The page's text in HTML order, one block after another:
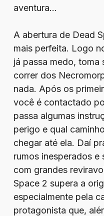
aventura…
A abertura de Dead
mais perfeita. Logo
já passa medo, toma
correr dos
nada. Após os
você é contactado
passa algumas
perigo e qual
chegar até ela. Daí
rumos inesperados
com grandes
Space 2 supera a
especialmente pela
protagonista que,